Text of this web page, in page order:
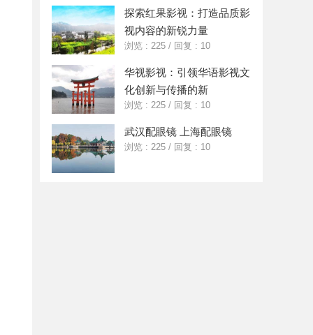
探索红果影视：打造品质影
视内容的新锐力量
浏览 : 225 / 回复 : 10
华视影视：引领华语影视文
化创新与传播的新
浏览 : 225 / 回复 : 10
武汉配眼镜 上海配眼镜
浏览 : 225 / 回复 : 10